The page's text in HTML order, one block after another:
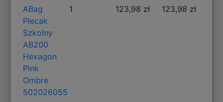
ABag
Plecak
Szkolny
AB200
Hexagon
Pink
Ombre
502026055
1 123,98 zł 123,98 zł